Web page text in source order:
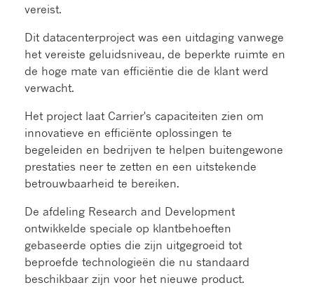
vereist.
Dit datacenterproject was een uitdaging vanwege
het vereiste geluidsniveau, de beperkte ruimte en
de hoge mate van efficiëntie die de klant werd
verwacht.
Het project laat Carrier's capaciteiten zien om
innovatieve en efficiënte oplossingen te
begeleiden en bedrijven te helpen buitengewone
prestaties neer te zetten en een uitstekende
betrouwbaarheid te bereiken.
De afdeling Research and Development
ontwikkelde speciale op klantbehoeften
gebaseerde opties die zijn uitgegroeid tot
beproefde technologieën die nu standaard
beschikbaar zijn voor het nieuwe product.